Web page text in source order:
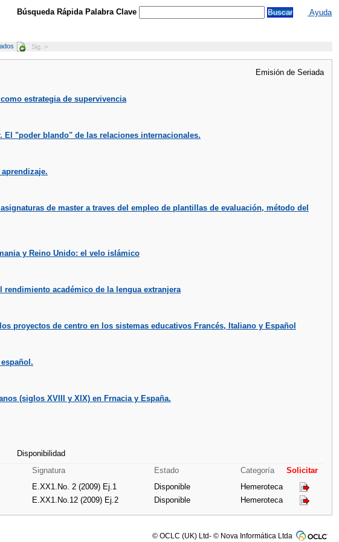
Búsqueda Rápida Palabra Clave Ayuda
Sig. >
Emisión de Seriada
estrategia de supervivencia
El "poder blando" de las relaciones internacionales.
de master a traves del empleo de plantillas de evaluación, método del
y Reino Unido: el velo islámico
académico de la lengua extranjera
proyectos de centro en los sistemas educativos Francés, Italiano y Español
(siglos XVIII y XIX) en Frnacia y España.
Disponibilidad
Signatura Estado Categoría
Solicitar
E.XX1.No. 2 (2009) Ej.1 Disponible
Hemeroteca
E.XX1.No.12 (2009) Ej.2 Disponible Hemeroteca
© OCLC (UK) Ltd- © Nova Informática Ltda